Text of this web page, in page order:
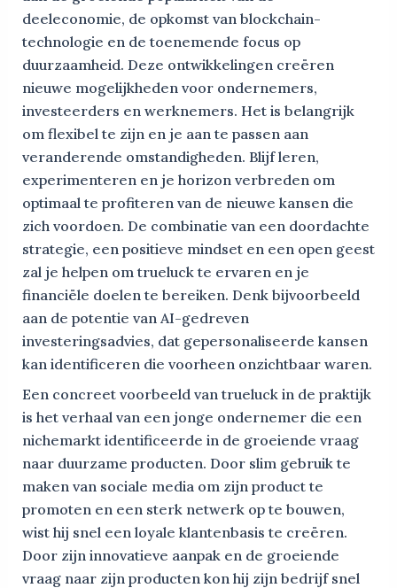
deeleconomie, de opkomst van blockchain-
technologie en de toenemende focus op
duurzaamheid. Deze ontwikkelingen creëren
nieuwe mogelijkheden voor ondernemers,
investeerders en werknemers. Het is belangrijk
om flexibel te zijn en je aan te passen aan
veranderende omstandigheden. Blijf leren,
experimenteren en je horizon verbreden om
optimaal te profiteren van de nieuwe kansen die
zich voordoen. De combinatie van een doordachte
strategie, een positieve mindset en een open geest
zal je helpen om trueluck te ervaren en je
financiële doelen te bereiken. Denk bijvoorbeeld
aan de potentie van AI-gedreven
investeringsadvies, dat gepersonaliseerde kansen
kan identificeren die voorheen onzichtbaar waren.
Een concreet voorbeeld van trueluck in de praktijk
is het verhaal van een jonge ondernemer die een
nichemarkt identificeerde in de groeiende vraag
naar duurzame producten. Door slim gebruik te
maken van sociale media om zijn product te
promoten en een sterk netwerk op te bouwen,
wist hij snel een loyale klantenbasis te creëren.
Door zijn innovatieve aanpak en de groeiende
vraag naar zijn producten kon hij zijn bedrijf snel